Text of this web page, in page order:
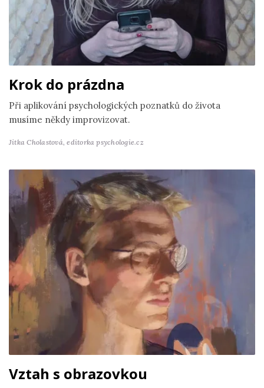
Krok do prázdna
Při aplikování psychologických poznatků do života
musíme někdy improvizovat.
Jitka Cholastová,editorka psychologie.cz
Vztah s obrazovkou